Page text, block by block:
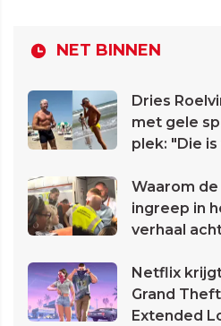
NET BINNEN
Dries
met gele
plek: "Die is
Waarom
ingreep in
verhaal
Netflix
Grand
Extended